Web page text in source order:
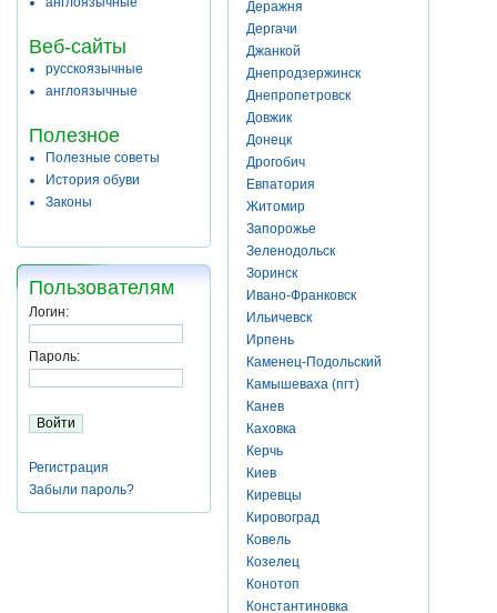
Веб-сайты
русскоязычные
англоязычные
Полезное
Полезные советы
История обуви
Законы
Пользователям
Логин:
Пароль:
Регистрация
Забыли пароль?
Деражня
Дергачи
Джанкой
Днепродзержинск
Днепропетровск
Довжик
Донецк
Дрогобич
Евпатория
Житомир
Запорожье
Зеленодольск
Зоринск
Ивано-Франковск
Ильичевск
Ирпень
Каменец-Подольский
Камышеваха (пгт)
Канев
Каховка
Керчь
Киев
Киревцы
Кировоград
Ковель
Козелец
Конотоп
Константиновка